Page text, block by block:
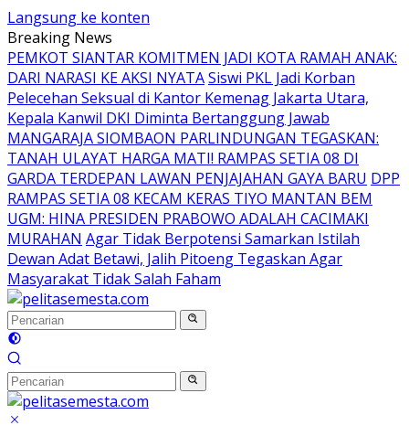
Langsung ke konten
Breaking News
PEMKOT SIANTAR KOMITMEN JADI KOTA RAMAH ANAK:
DARI NARASI KE AKSI NYATASiswi PKL Jadi Korban
Pelecehan Seksual di Kantor Kemenag Jakarta Utara,
Kepala Kanwil DKI Diminta Bertanggung Jawab
MANGARAJA SIOMBAON PARLINDUNGAN TEGASKAN:
TANAH ULAYAT HARGA MATI! RAMPAS SETIA 08 DI
GARDA TERDEPAN LAWAN PENJAJAHAN GAYA BARU DPP
RAMPAS SETIA 08 KECAM KERAS TIYO MANTAN BEM
UGM: HINA PRESIDEN PRABOWO ADALAH CACIMAKI
MURAHAN Agar Tidak Berpotensi Samarkan Istilah
Dewan Adat Betawi, Jalih Pitoeng Tegaskan Agar
Masyarakat Tidak Salah Faham